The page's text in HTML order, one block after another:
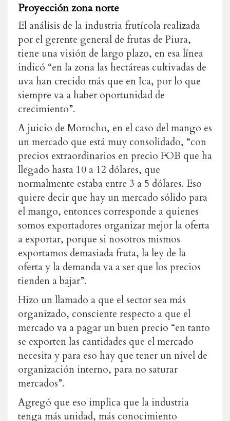
Proyección zona norte
El análisis de la industria frutícola realizada
por el gerente general de frutas de Piura,
tiene una visión de largo plazo, en esa línea
indicó “en la zona las hectáreas cultivadas de
uva han crecido más que en Ica, por lo que
siempre va a haber oportunidad de
crecimiento”.
A juicio de Morocho, en el caso del mango es
un mercado que está muy consolidado, “con
precios extraordinarios en precio FOB que ha
llegado hasta 10 a 12 dólares, que
normalmente estaba entre 3 a 5 dólares. Eso
quiere decir que hay un mercado sólido para
el mango, entonces corresponde a quienes
somos exportadores organizar mejor la oferta
a exportar, porque si nosotros mismos
exportamos demasiada fruta, la ley de la
oferta y la demanda va a ser que los precios
tienden a bajar”.
Hizo un llamado a que el sector sea más
organizado, consciente respecto a que el
mercado va a pagar un buen precio “en tanto
se exporten las cantidades que el mercado
necesita y para eso hay que tener un nivel de
organización interno, para no saturar
mercados”.
Agregó que eso implica que la industria
tenga más unidad, más conocimiento